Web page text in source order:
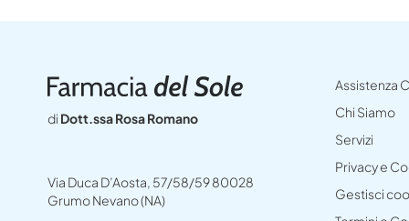
di Dott.ssa Rosa Romano
Via Duca D’Aosta, 57/58/59 80028
Grumo Nevano (NA)
Assistenza
Chi Siamo
Servizi
Privacy e
Gestisci